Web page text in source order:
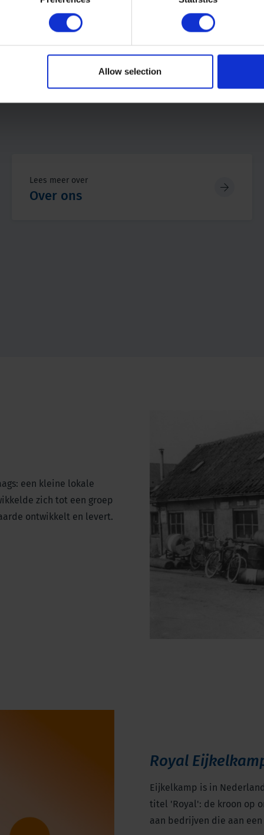
Allow selection
Lees meer over
Over ons
een kleine lokale
zich tot een groep
ontwikkelt en levert.
Royal
Eijkelkamp is in
titel 'Royal': de kroon op
aan bedrijven die aan